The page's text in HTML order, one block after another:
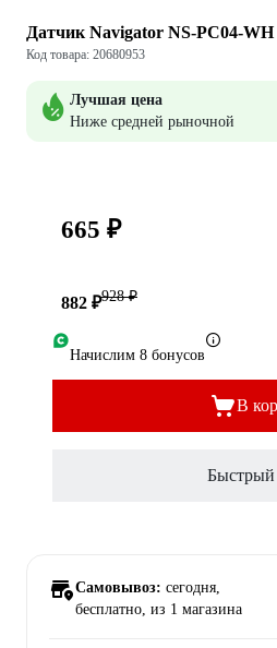
Датчик Navigator NS-PC04-WH
Код товара: 20680953
Лучшая цена
Ниже средней рыночной
665 ₽
882 ₽928 ₽
Начислим 8 бонусов
В
Быстрый
Самовывоз: сегодня,
бесплатно, из 1 магазина